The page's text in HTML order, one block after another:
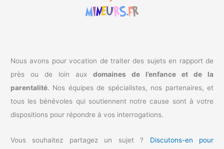
Nous avons pour vocation de traiter des sujets en rapport de
près ou de loin aux domaines de l’enfance et de la
parentalité. Nos équipes de spécialistes, nos partenaires, et
tous les bénévoles qui soutiennent notre cause sont à votre
dispositions pour répondre à vos interrogations.
Vous souhaitez partagez un sujet ? Discutons-en pour